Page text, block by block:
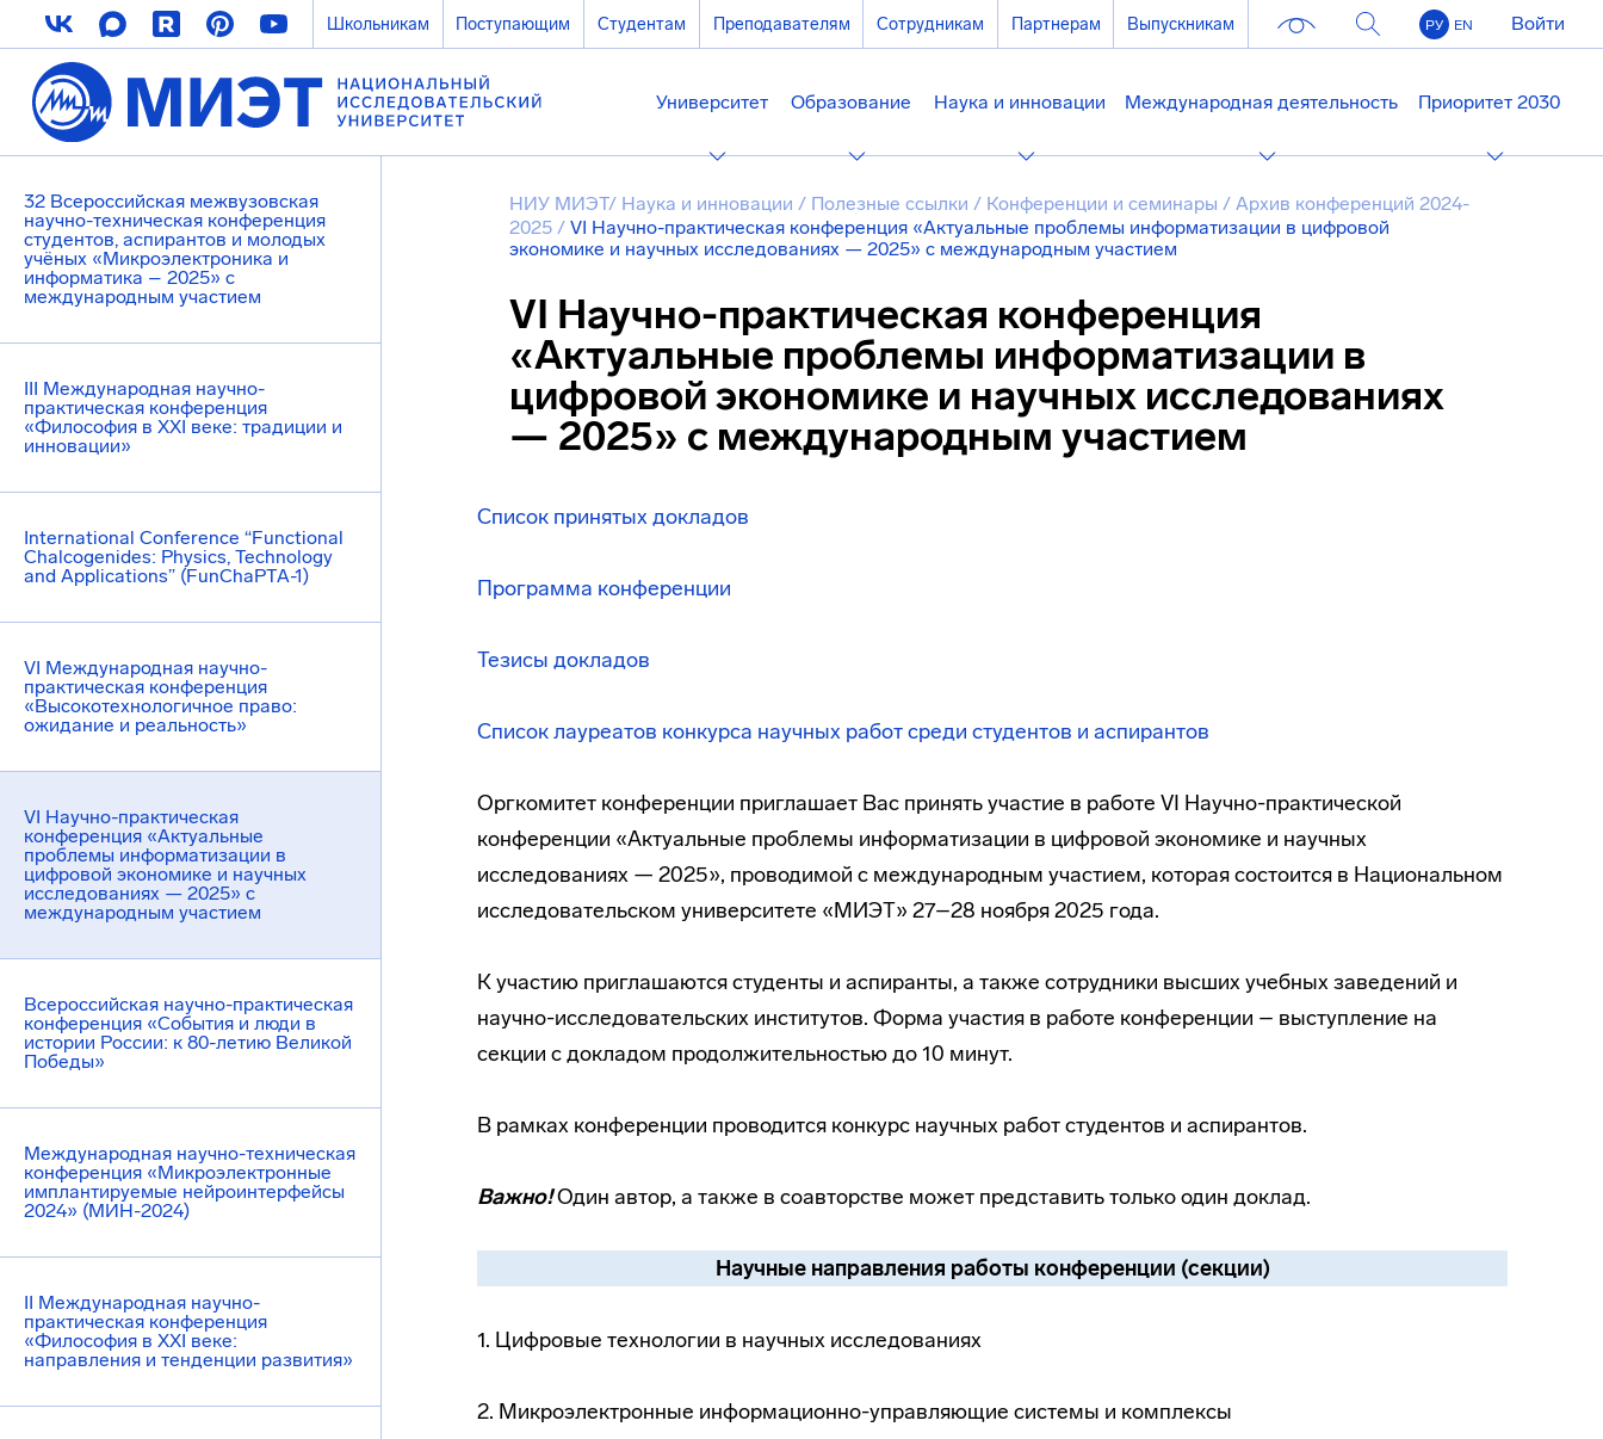
Школьникам Поступающим Студентам Преподавателям Сотрудникам Партнерам Выпускникам РУ EN Войти
Университет Образование Наука и инновации Международная деятельность Приоритет 2030
32 Всероссийская межвузовская
научно-техническая конференция
студентов, аспирантов и молодых
учёных «Микроэлектроника и
информатика – 2025» с
международным участием
III Международная научно-
практическая конференция
«Философия в XXI веке: традиции и
инновации»
International Conference “Functional
Chalcogenides: Physics, Technology
and Applications” (FunChaPTA-1)
VI Международная научно-
практическая конференция
«Высокотехнологичное право:
ожидание и реальность»
VI Научно-практическая
конференция «Актуальные
проблемы информатизации в
цифровой экономике и научных
исследованиях — 2025» с
международным участием
Всероссийская научно-практическая
конференция «События и люди в
истории России: к 80-летию Великой
Победы»
Международная научно-техническая
конференция «Микроэлектронные
имплантируемые нейроинтерфейсы
2024» (МИН-2024)
II Международная научно-
практическая конференция
«Философия в XXI веке:
направления и тенденции развития»
НИУ МИЭТ/ Наука и инновации / Полезные ссылки / Конференции и семинары / Архив конференций 2024-
2025 / VI Научно-практическая конференция «Актуальные проблемы информатизации в цифровой
экономике и научных исследованиях — 2025» с международным участием
VI Научно-практическая конференция
«Актуальные проблемы информатизации в
цифровой экономике и научных исследованиях
— 2025» с международным участием
Список принятых докладов
Программа конференции
Тезисы докладов
Список лауреатов конкурса научных работ среди студентов и аспирантов
Оргкомитет конференции приглашает Вас принять участие в работе VI Научно-практической
конференции «Актуальные проблемы информатизации в цифровой экономике и научных
исследованиях — 2025», проводимой с международным участием, которая состоится в Национальном
исследовательском университете «МИЭТ» 27–28 ноября 2025 года.
К участию приглашаются студенты и аспиранты, а также сотрудники высших учебных заведений и
научно-исследовательских институтов. Форма участия в работе конференции – выступление на
секции с докладом продолжительностью до 10 минут.
В рамках конференции проводится конкурс научных работ студентов и аспирантов.
Важно!Один автор, а также в соавторстве может представить только один доклад.
Научные направления работы конференции (секции)
1. Цифровые технологии в научных исследованиях
2. Микроэлектронные информационно-управляющие системы и комплексы